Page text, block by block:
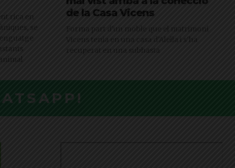
rica en
se
de la Casa Vicens
Forma part d'un moble que el matrimoni
Vicens tenia en una casa d'Alella i s'ha
recuperat en una subhasta